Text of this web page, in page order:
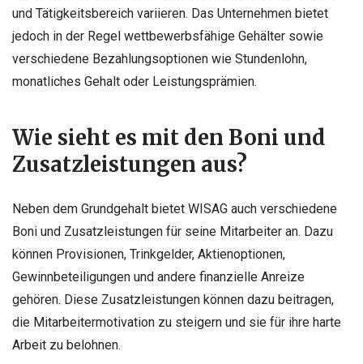
und Tätigkeitsbereich variieren. Das Unternehmen bietet
jedoch in der Regel wettbewerbsfähige Gehälter sowie
verschiedene Bezahlungsoptionen wie Stundenlohn,
monatliches Gehalt oder Leistungsprämien.
Wie sieht es mit den Boni und
Zusatzleistungen aus?
Neben dem Grundgehalt bietet WISAG auch verschiedene
Boni und Zusatzleistungen für seine Mitarbeiter an. Dazu
können Provisionen, Trinkgelder, Aktienoptionen,
Gewinnbeteiligungen und andere finanzielle Anreize
gehören. Diese Zusatzleistungen können dazu beitragen,
die Mitarbeitermotivation zu steigern und sie für ihre harte
Arbeit zu belohnen.